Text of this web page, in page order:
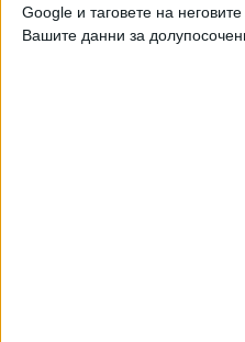
Google и таговете на
Вашите данни за
Хора се оплакват и че
все още не могат да четат